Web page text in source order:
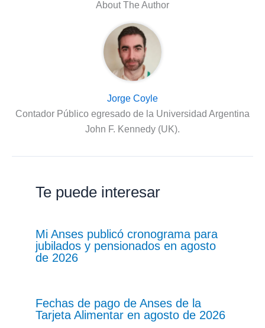
About The Author
Jorge Coyle
Contador Público egresado de la Universidad Argentina
John F. Kennedy (UK).
Te puede interesar
Mi Anses publicó cronograma para
jubilados y pensionados en agosto
de 2026
Fechas de pago de Anses de la
Tarjeta Alimentar en agosto de 2026